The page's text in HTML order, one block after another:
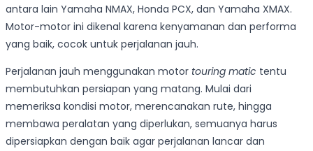
antara lain Yamaha NMAX, Honda PCX, dan Yamaha XMAX.
Motor-motor ini dikenal karena kenyamanan dan performa
yang baik, cocok untuk perjalanan jauh.
Perjalanan jauh menggunakan motor touring matic tentu
membutuhkan persiapan yang matang. Mulai dari
memeriksa kondisi motor, merencanakan rute, hingga
membawa peralatan yang diperlukan, semuanya harus
dipersiapkan dengan baik agar perjalanan lancar dan